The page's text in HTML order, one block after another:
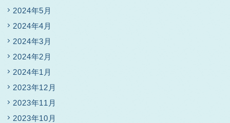
2024年5月
2024年4月
2024年3月
2024年2月
2024年1月
2023年12月
2023年11月
2023年10月